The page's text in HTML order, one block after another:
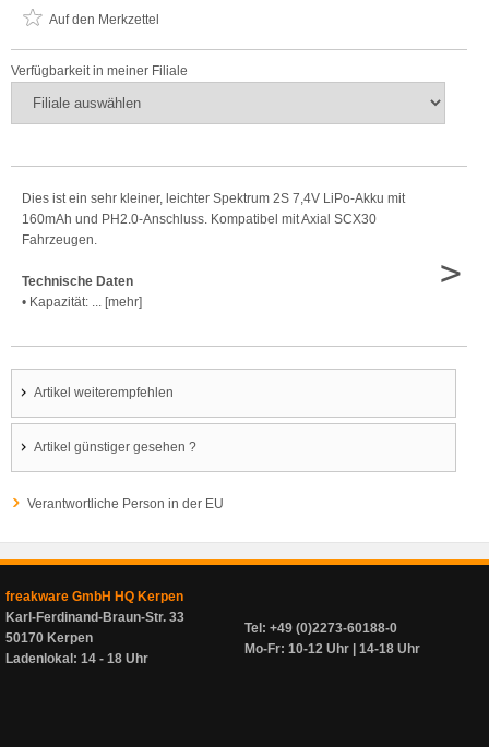
Auf den Merkzettel
Verfügbarkeit in meiner Filiale
Dies ist ein sehr kleiner, leichter Spektrum 2S 7,4V LiPo-Akku mit
160mAh und PH2.0-Anschluss. Kompatibel mit Axial SCX30
Fahrzeugen.
Technische Daten
• Kapazität: ... [mehr]
>
Artikel weiterempfehlen
Artikel günstiger gesehen ?
Verantwortliche Person in der EU
freakware GmbH HQ Kerpen
Karl-Ferdinand-Braun-Str. 33
50170 Kerpen
Ladenlokal: 14 - 18 Uhr
Tel: +49 (0)2273-60188-0
Mo-Fr: 10-12 Uhr | 14-18 Uhr